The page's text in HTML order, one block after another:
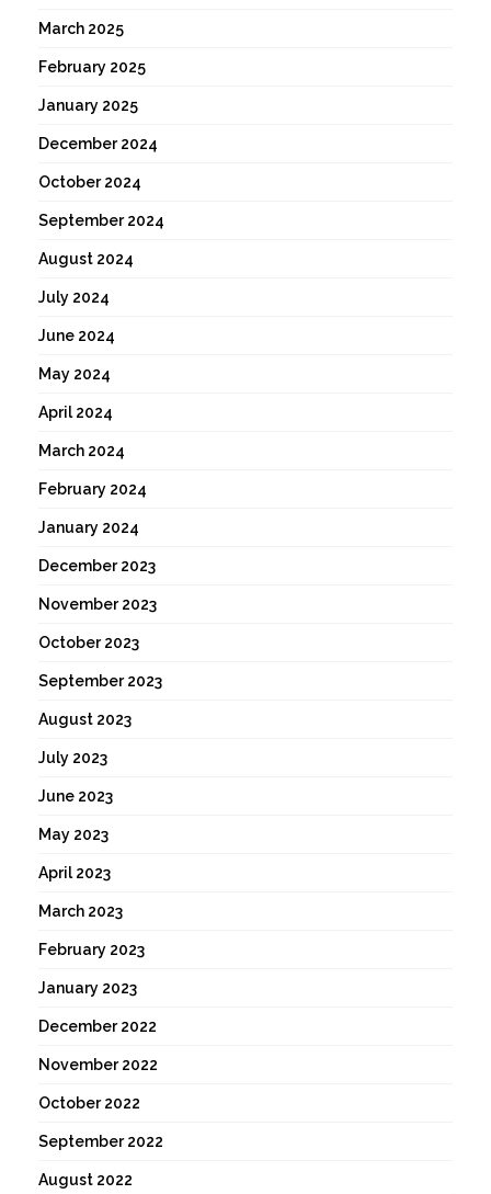
March 2025
February 2025
January 2025
December 2024
October 2024
September 2024
August 2024
July 2024
June 2024
May 2024
April 2024
March 2024
February 2024
January 2024
December 2023
November 2023
October 2023
September 2023
August 2023
July 2023
June 2023
May 2023
April 2023
March 2023
February 2023
January 2023
December 2022
November 2022
October 2022
September 2022
August 2022